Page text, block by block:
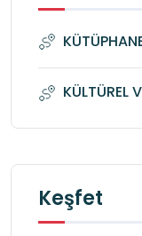
KÜLTÜREL
Keşfet